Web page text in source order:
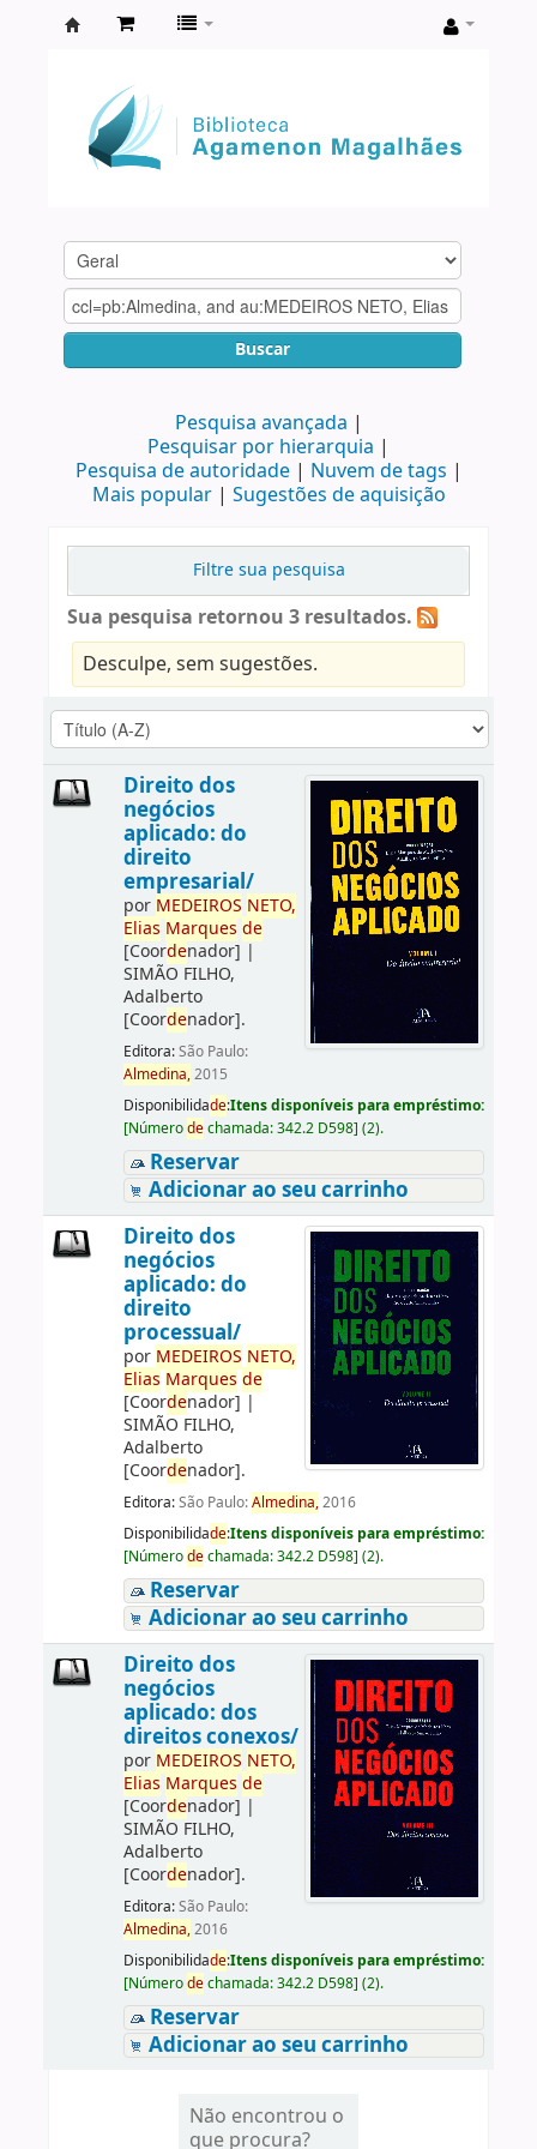
Agamenon
Magalhães
Buscar
Pesquisa avançada
Pesquisar por hierarquia
Pesquisa de autoridade
Nuvem de tags
Mais popular
Sugestões de aquisição
Filtre sua pesquisa
Sua pesquisa retornou 3 resultados.
Desculpe, sem sugestões.
Direito dos
negócios
aplicado: do
direito
empresarial/
por MEDEIROS NETO,
Elias Marques de
[Coordenador] |
SIMÃO FILHO,
Adalberto
[Coordenador].
Editora:São Paulo:
Almedina,2015
Disponibilidade:Itens disponíveis para empréstimo:
[Númerodechamada:342.2 D598] (2).
Reservar
Adicionar ao seu carrinho
Direito dos
negócios
aplicado: do
direito
processual/
por MEDEIROS NETO,
Elias Marques de
[Coordenador] |
SIMÃO FILHO,
Adalberto
[Coordenador].
Editora:São Paulo:Almedina,2016
Disponibilidade:Itens disponíveis para empréstimo:
[Númerodechamada:342.2 D598] (2).
Reservar
Adicionar ao seu carrinho
Direito dos
negócios
aplicado: dos
direitos conexos/
por MEDEIROS NETO,
Elias Marques de
[Coordenador] |
SIMÃO FILHO,
Adalberto
[Coordenador].
Editora:São Paulo:
Almedina,2016
Disponibilidade:Itens disponíveis para empréstimo:
[Númerodechamada:342.2 D598] (2).
Reservar
Adicionar ao seu carrinho
Não encontrou o
que procura?